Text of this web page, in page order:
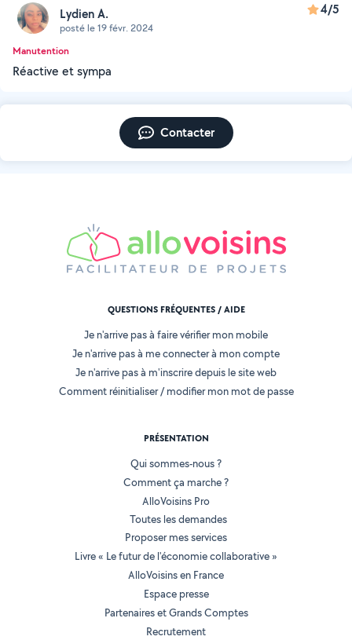
Lydien A.
posté le 19 févr. 2024
4/5
Manutention
Réactive et sympa
Contacter
QUESTIONS FRÉQUENTES / AIDE
Je n'arrive pas à faire vérifier mon mobile
Je n'arrive pas à me connecter à mon compte
Je n'arrive pas à m'inscrire depuis le site web
Comment réinitialiser / modifier mon mot de passe
PRÉSENTATION
Qui sommes-nous ?
Comment ça marche ?
AlloVoisins Pro
Toutes les demandes
Proposer mes services
Livre « Le futur de l'économie collaborative »
AlloVoisins en France
Espace presse
Partenaires et Grands Comptes
Recrutement